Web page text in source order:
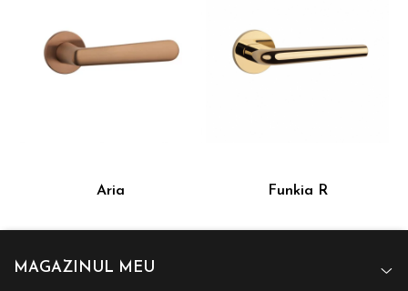
Aria Funkia R
MAGAZINUL MEU